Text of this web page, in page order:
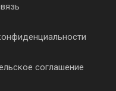
соглашение